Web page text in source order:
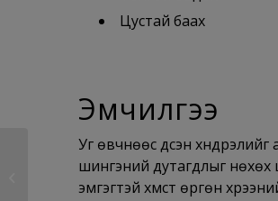
Цустай баах
Эмчилгээ
Уг өвчнөөс үүдсэн
шингэний дутагдлыг нөхөх
эмгэгтэй хүмүүст өргөн
Цусан суулга